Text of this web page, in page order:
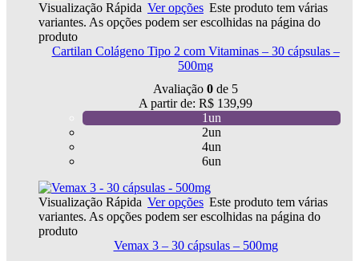
Visualização Rápida Ver opções Este produto tem várias
variantes. As opções podem ser escolhidas na página do
produto
Cartilan Colágeno Tipo 2 com Vitaminas – 30 cápsulas –
500mg
Avaliação 0 de 5
A partir de: R$ 139,99
1un
2un
4un
6un
Visualização Rápida Ver opções Este produto tem várias
variantes. As opções podem ser escolhidas na página do
produto
Vemax 3 – 30 cápsulas – 500mg